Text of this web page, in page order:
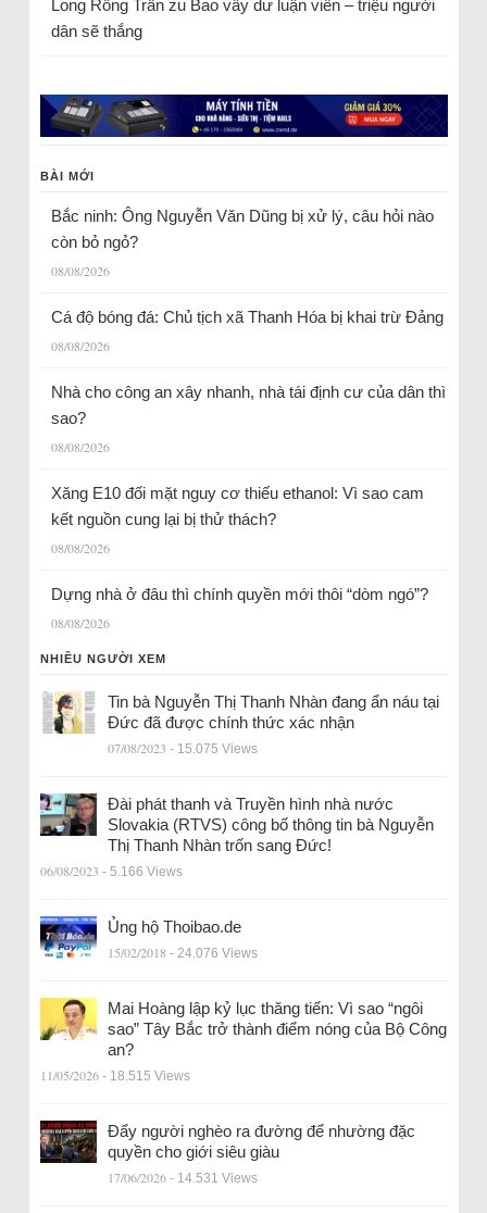
Long Rồng Trầnzu Bao vây dư luận viên – triệu người
dân sẽ thắng
BÀI MỚI
Bắc ninh: Ông Nguyễn Văn Dũng bị xử lý, câu hỏi nào
còn bỏ ngỏ?
08/08/2026
Cá độ bóng đá: Chủ tịch xã Thanh Hóa bị khai trừ Đảng
08/08/2026
Nhà cho công an xây nhanh, nhà tái định cư của dân thì
sao?
08/08/2026
Xăng E10 đối mặt nguy cơ thiếu ethanol: Vì sao cam
kết nguồn cung lại bị thử thách?
08/08/2026
Dựng nhà ở đâu thì chính quyền mới thôi “dòm ngó”?
08/08/2026
NHIỀU NGƯỜI XEM
Tin bà Nguyễn Thị Thanh Nhàn đang ẩn náu tại
Đức đã được chính thức xác nhận
07/08/2023 - 15.075 Views
Đài phát thanh và Truyền hình nhà nước
Slovakia (RTVS) công bố thông tin bà Nguyễn
Thị Thanh Nhàn trốn sang Đức!
06/08/2023 - 5.166 Views
Ủng hộ Thoibao.de
15/02/2018 - 24.076 Views
Mai Hoàng lập kỷ lục thăng tiến: Vì sao “ngôi
sao” Tây Bắc trở thành điểm nóng của Bộ Công
an?
11/05/2026 - 18.515 Views
Đẩy người nghèo ra đường để nhường đặc
quyền cho giới siêu giàu
17/06/2026 - 14.531 Views